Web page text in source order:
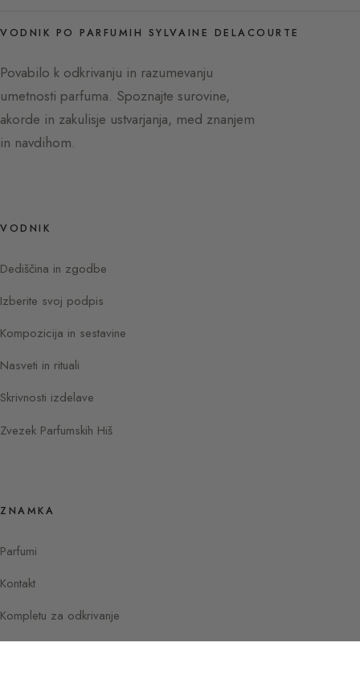
VODNIK PO PARFUMIH SYLVAINE DELACOURTE
Povabilo k odkrivanju in razumevanju
umetnosti parfuma. Spoznajte surovine,
akorde in zakulisje ustvarjanja, med znanjem
in navdihom.
VODNIK
Dediščina in zgodbe
Izberite svoj podpis
Kompozicija in sestavine
Nasveti in rituali
Skrivnosti izdelave
Zvezek Parfumskih Hiš
ZNAMKA
Parfumi
Kontakt
Kompletu za odkrivanje